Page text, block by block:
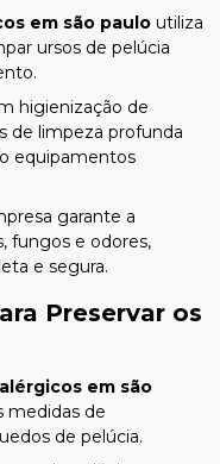
em são paulo utiliza
ursos de pelúcia
higienização de
de limpeza profunda
equipamentos
garante a
fungos e odores,
e segura.
Preservar os
em são
medidas de
de pelúcia.